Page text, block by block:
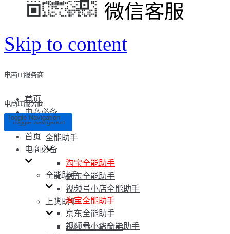
微信客服
Skip to content
电商IT服务商
首页
电商必备
全能助手
淘宝全能助手
京东全能助手
视频号小店全能助手
上货助手
小红书上货助手
电商IT服务商
Toggle Navigation
Toggle Navigation
首页
电商必备
全能助手
淘宝全能助手
京东全能助手
视频号小店全能助手